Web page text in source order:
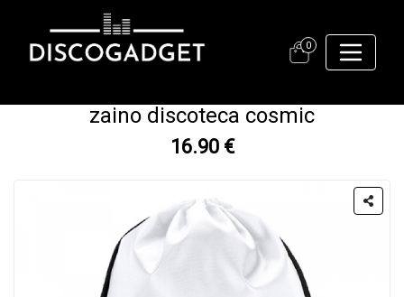
0
zaino discoteca cosmic
16.90 €